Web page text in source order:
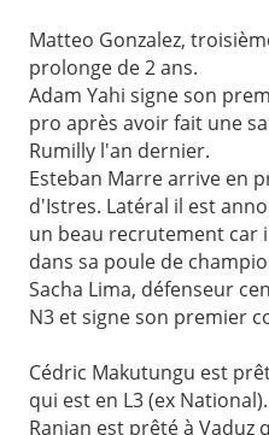
Matteo Gonzalez,
prolonge de 2 ans.
Adam Yahi signe son
pro après avoir fait une
Rumilly l'an dernier.
Esteban Marre arrive en
d'Istres. Latéral il est
un beau recrutement car
dans sa poule de
Sacha Lima, défenseur
N3 et signe son premier
Cédric Makutungu est
qui est en L3 (ex National).
Ranjan est prêté à Vaduz